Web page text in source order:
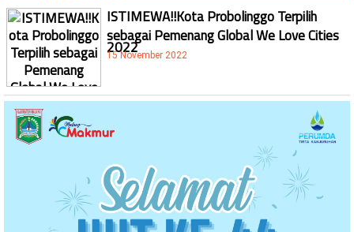
ISTIMEWA!!Kota Probolinggo Terpilih
sebagai Pemenang Global We Love Cities
2022
15 November 2022